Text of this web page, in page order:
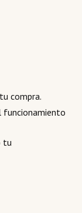
compra.
funcionamiento
tu